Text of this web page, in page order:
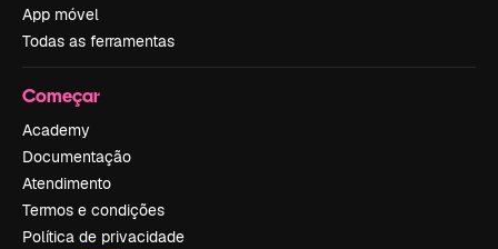
App móvel
Todas as ferramentas
Começar
Academy
Documentação
Atendimento
Termos e condições
Política de privacidade